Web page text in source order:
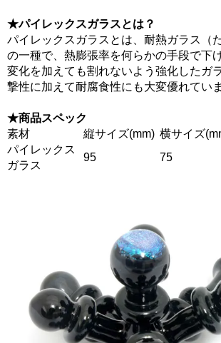
★パイレックスガラスとは？
パイレックスガラスとは、耐熱ガラス（
の一種で、熱膨張率を何らかの手段で下
変化を加えても割れないよう強化したガ
撃性に加えて耐腐食性にも大変優れていま
★商品スペック
素材
縦サイズ(mm) 横サイズ
パイレックス
ガラス
95 75